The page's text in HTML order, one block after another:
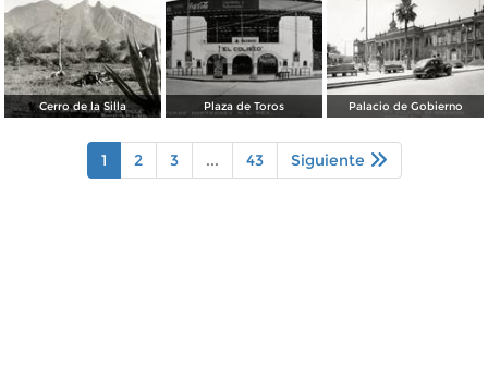
Cerro de la Silla Plaza de Toros Palacio de Gobierno
1 2 3 ... 43 Siguiente